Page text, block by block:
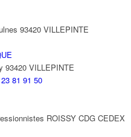
93420 VILLEPINTE
93420 VILLEPINTE
81 91 50
ROISSY CDG CEDEX